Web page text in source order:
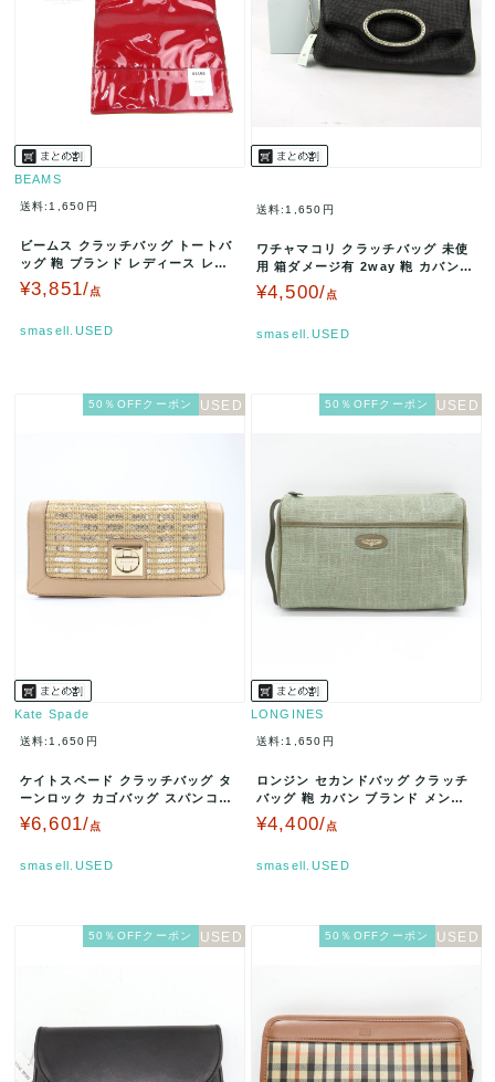
BEAMS
送料:1,650円
ビームス クラッチバッグ トートバ
ッグ 鞄 ブランド レディース レッ
ド BEAMS 【中古】
¥3,851/点
smasell.USED
送料:1,650円
ワチャマコリ クラッチバッグ 未使
用 箱ダメージ有 2way 鞄 カバン
ブランド レディース ブラ…
¥4,500/点
smasell.USED
50％OFFクーポン
Kate Spade
送料:1,650円
ケイトスペード クラッチバッグ タ
ーンロック カゴバッグ スパンコー
ル刺繍 鞄 ブランド レディース…
¥6,601/点
smasell.USED
50％OFFクーポン
LONGINES
送料:1,650円
ロンジン セカンドバッグ クラッチ
バッグ 鞄 カバン ブランド メンズ
グリーン LONGINES …
¥4,400/点
smasell.USED
50％OFFクーポン 50％OFFクーポン